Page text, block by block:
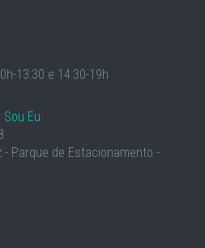
13:30 e 14:30-19h
Eu
Parque de Estacionamento -